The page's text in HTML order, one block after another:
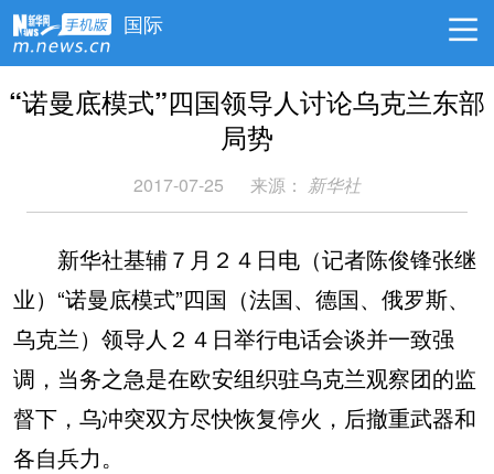
国际
“诺曼底模式”四国领导人讨论乌克兰东部
局势
2017-07-25 来源： 新华社
新华社基辅７月２４日电（记者陈俊锋张继
业）“诺曼底模式”四国（法国、德国、俄罗斯、
乌克兰）领导人２４日举行电话会谈并一致强
调，当务之急是在欧安组织驻乌克兰观察团的监
督下，乌冲突双方尽快恢复停火，后撤重武器和
各自兵力。